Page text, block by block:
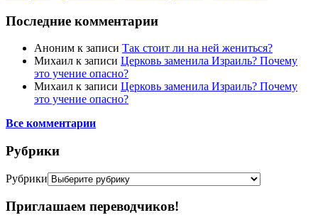
Последние комментарии
Аноним к записи Так стоит ли на ней жениться?
Михаил к записи Церковь заменила Израиль? Почему
это учение опасно?
Михаил к записи Церковь заменила Израиль? Почему
это учение опасно?
Все комментарии
Рубрики
Рубрики
Приглашаем переводчиков!